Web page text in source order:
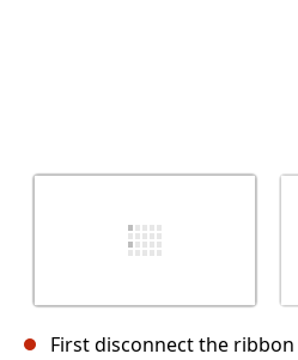
First disconnect the